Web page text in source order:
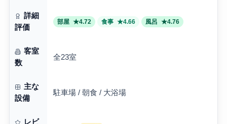
詳細
評価
部屋 ★4.72 食事 ★4.66 風呂 ★4.76
客室
数
全23室
主な
設備
駐車場 / 朝食 / 大浴場
レビ